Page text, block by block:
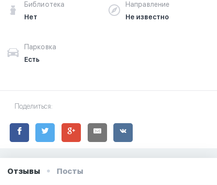
Библиотека
Нет
Направление
Не известно
Парковка
Есть
Поделиться:
Отзывы Посты